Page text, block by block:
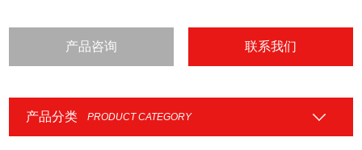
产品咨询 联系我们
产品分类 PRODUCT CATEGORY